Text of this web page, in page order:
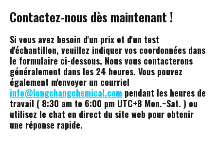
Contactez-nous dès maintenant !
Si vous avez besoin d'un prix et d'un test
d'échantillon, veuillez indiquer vos coordonnées dans
le formulaire ci-dessous. Nous vous contacterons
généralement dans les 24 heures. Vous pouvez
également m'envoyer un courriel
info@longchangchemical.com pendant les heures de
travail ( 8:30 am to 6:00 pm UTC+8 Mon.~Sat. ) ou
utilisez le chat en direct du site web pour obtenir
une réponse rapide.